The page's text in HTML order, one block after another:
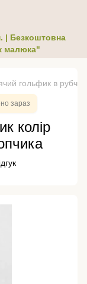
| Безкоштовна
малюка"
гольфик в
зараз
колір